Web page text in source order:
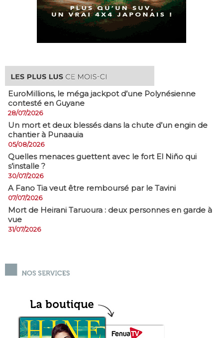
EuroMillions, ​le méga jackpot d’une Polynésienne
contesté en Guyane
28/07/2026
​Un mort et deux blessés dans la chute d’un engin de
chantier à Punaauia
05/08/2026
Quelles menaces guettent avec le fort El Niño qui
s’installe ?
30/07/2026
A Fano Tia veut être remboursé par le Tavini
07/07/2026
Mort de Heirani Taruoura : deux personnes en garde à
vue
31/07/2026